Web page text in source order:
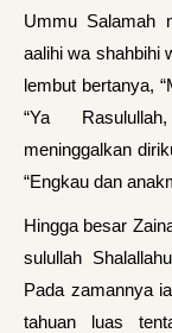
Ummu Salamah
aalihi wa shahbihi
lembut bertanya,
“Ya
meninggalkan
“Engkau dan
Hingga besar
sulullah
Pada zamannya
tahuan luas